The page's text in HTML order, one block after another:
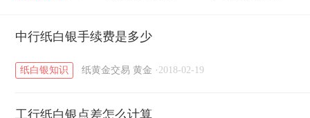
黄金T+D知识 / 粤贵银知识
中行纸白银手续费是多少
纸白银知识 纸黄金交易 黄金 · 2018-02-19
工行纸白银点差怎么计算